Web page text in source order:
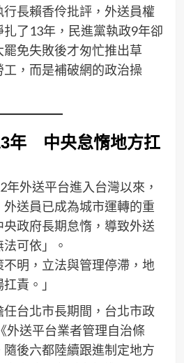
長賴香伶批評，外送員權
了13年，民進黨執政9年卻
免失敗後才匆忙推出草
，而是補破網的政治操
年 中央怠惰地方扛
外送平台進入台灣以來，
送員已成為城市運轉的重
政府長期怠惰，導致外送
可依」。
明，立法與管理停滯，地
責。」
台北市長期間，台北市政
外送平台業者管理自治條
後六都陸續跟進制定地方